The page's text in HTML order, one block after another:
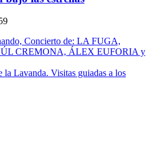
Concierto de: LA FUGA,
CREMONA, ÁLEX EUFORIA y
Lavanda. Visitas guiadas a los